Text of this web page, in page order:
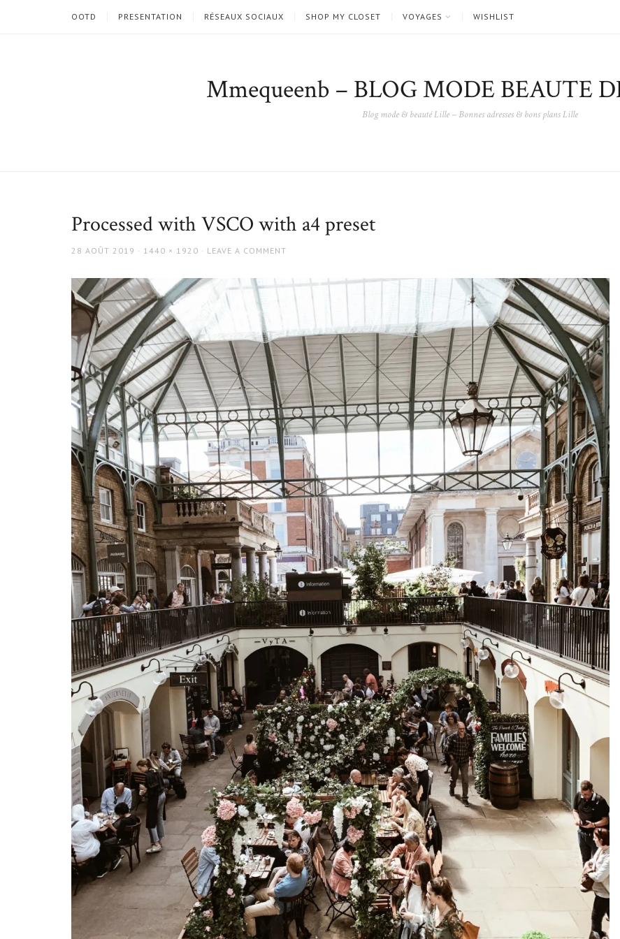
OOTD PRESENTATION RÉSEAUX SOCIAUX SHOP MY CLOSET VOYAGES WISHLIST
Mmequeenb – BLOG MODE BEAUTE
Blog mode & beauté Lille – Bonnes adresses & bons plans Lille
Processed with VSCO with a4 preset
POSTED
28 AOÛT 2019
FULL
1440 × 1920 LEAVE A COMMENT